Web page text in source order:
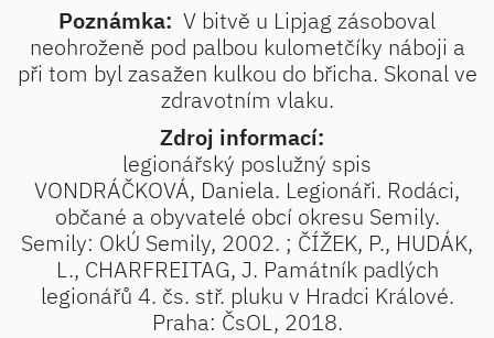
Poznámka: V bitvě u Lipjag zásoboval
neohroženě pod palbou kulometčíky náboji a
při tom byl zasažen kulkou do břicha. Skonal ve
zdravotním vlaku.
Zdroj informací:
legionářský poslužný spis
VONDRÁČKOVÁ, Daniela. Legionáři. Rodáci,
občané a obyvatelé obcí okresu Semily.
Semily: OkÚ Semily, 2002. ; ČÍŽEK, P., HUDÁK,
L., CHARFREITAG, J. Památník padlých
legionářů 4. čs. stř. pluku v Hradci Králové.
Praha: ČsOL, 2018.